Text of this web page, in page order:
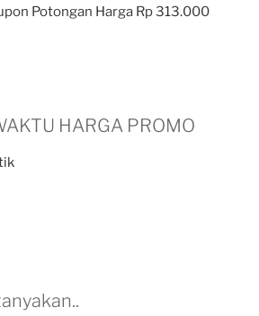
Potongan Harga Rp 313.000
HARGA PROMO